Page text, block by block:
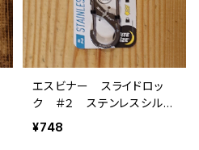
エスビナー スライドロッ
ク ＃２ ステンレスシルバ
ー
¥748